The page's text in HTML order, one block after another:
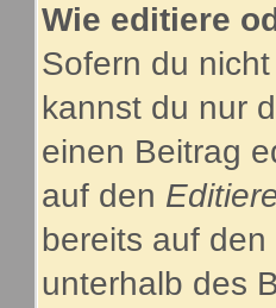
Wie editiere
Sofern du
kannst du nur
einen Beitrag
auf den
bereits auf
unterhalb des